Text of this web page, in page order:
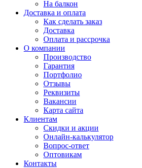
На балкон
Доставка и оплата
Как сделать заказ
Доставка
Оплата и рассрочка
О компании
Производство
Гарантия
Портфолио
Отзывы
Реквизиты
Вакансии
Карта сайта
Клиентам
Скидки и акции
Онлайн-калькулятор
Вопрос-ответ
Оптовикам
Контакты